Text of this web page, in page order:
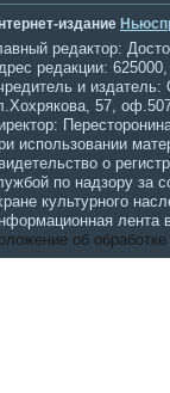
издание
редактор:
редакции:
и
57,
использовании
о
по надзору за
культурного
лента
об